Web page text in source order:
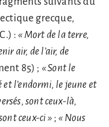
grecque,
: « Mort de la terre,
air, de l’air, de
85) ; « Sont le
l’endormi, le jeune et
sont ceux-là,
ceux-ci » ; « Nous